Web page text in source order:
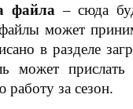
файла – сюда
может
в разделе
может
работу за сезон.